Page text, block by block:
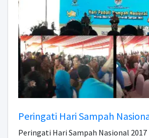
Peringati Hari Sampah
Peringati Hari Sampah Nasional 2017